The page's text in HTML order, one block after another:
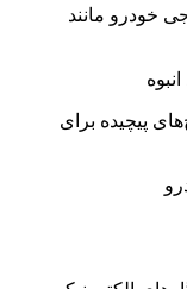
خودرو مانند
پیچیده برای